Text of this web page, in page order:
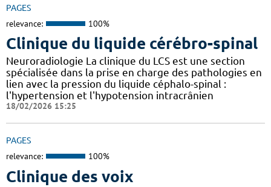
PAGES
relevance: 100%
Clinique du liquide cérébro-spinal
Neuroradiologie La clinique du LCS est une section
spécialisée dans la prise en charge des pathologies en
lien avec la pression du liquide céphalo-spinal :
l'hypertension et l'hypotension intracrânien
18/02/2026 15:25
PAGES
relevance: 100%
Clinique des voix